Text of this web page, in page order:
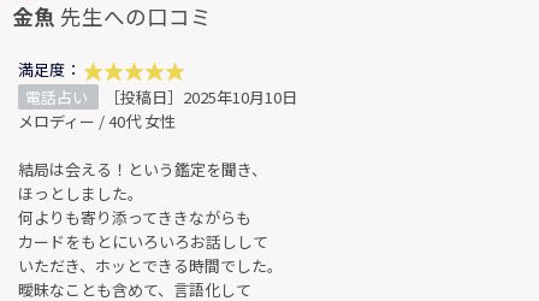
金魚 先生への口コミ
満足度：
電話占い
［投稿日］2025年10月10日
メロディー / 40代 女性
結局は会える！という鑑定を聞き、
ほっとしました。
何よりも寄り添ってききながらも
カードをもとにいろいろお話しして
いただき、ホッとできる時間でした。
曖昧なことも含めて、言語化して